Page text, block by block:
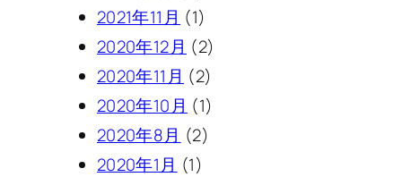
2021年11月 (1)
2020年12月 (2)
2020年11月 (2)
2020年10月 (1)
2020年8月 (2)
2020年1月 (1)